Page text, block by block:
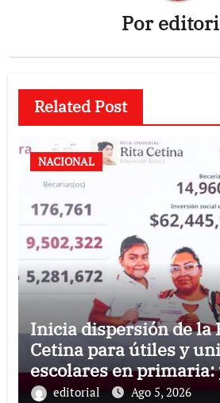
Por
Related Post
NACIONAL
Inicia dispersión de la
Cetina para útiles y
escolares en
Claudia Sheinbaum
editorial Ago 5, 2026